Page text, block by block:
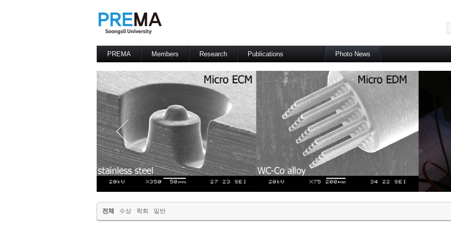
PREMA Members Research Publications
International Conference
Domestic Journal
Domestic Conference
Patents
Photo News
전체 수상 학회 일반